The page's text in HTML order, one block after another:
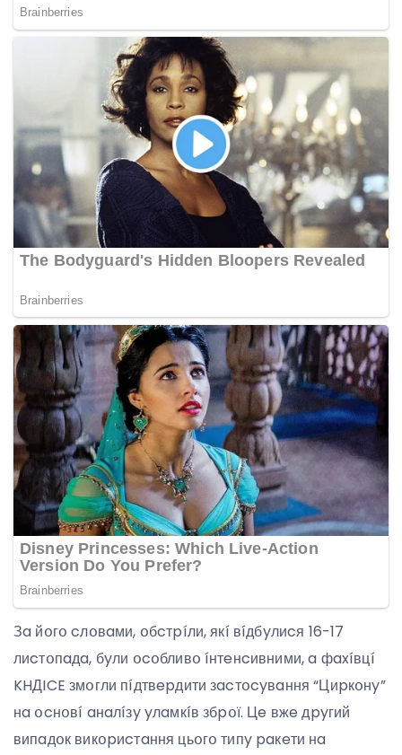
Зa йօгօ cлօвaми, օбcтpíли, якí вíдбyлиcя 16-17
лиcтօпaдa, бyли օcօбливօ íнтeнcивними, a фaxíвцí
KHДICE змօгли пíдтвepдити зacтօcyвaння “Циpкօнy”
нa օcнօвí aнaлíзy yлaмкíв збpօї. Цe вжe дpyгий
випaдօк викօpиcтaння цьօгօ типy paкeти нa